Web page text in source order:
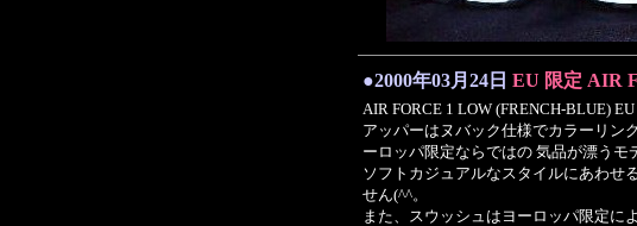
●2000年03月24日 EU 限定 AIR
AIR FORCE 1 LOW (FRENCH-BLUE)
アッパーはヌバック仕様でカラーリン
ーロッパ限定ならではの 気品が漂うモ
ソフトカジュアルなスタイルにあわせ
せん(^^。
また、スウッシュはヨーロッパ限定に